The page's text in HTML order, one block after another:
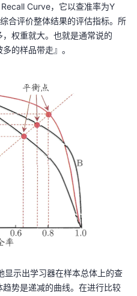
Curve，它以查准率为Y
合评价整体结果的评估指标。所
权重就大。也就是通常说的
的样品带走』。
显示出学习器在样本总体上的查
势是递减的曲线。在进行比较